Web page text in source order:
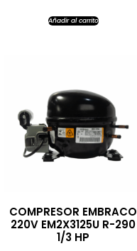
Añadir al carrito
COMPRESOR EMBRACO
220V EM2X3125U R-290
1/3 HP